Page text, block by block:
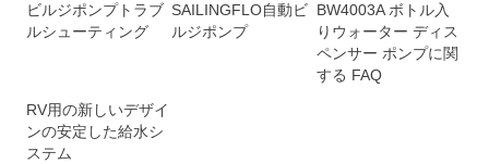
ビルジポンプトラブ
ルシューティング
SAILINGFLO自動ビ
ルジポンプ
BW4003A ボトル入
りウォーター ディス
ペンサー ポンプに関
する FAQ
RV用の新しいデザイ
ンの安定した給水シ
ステム